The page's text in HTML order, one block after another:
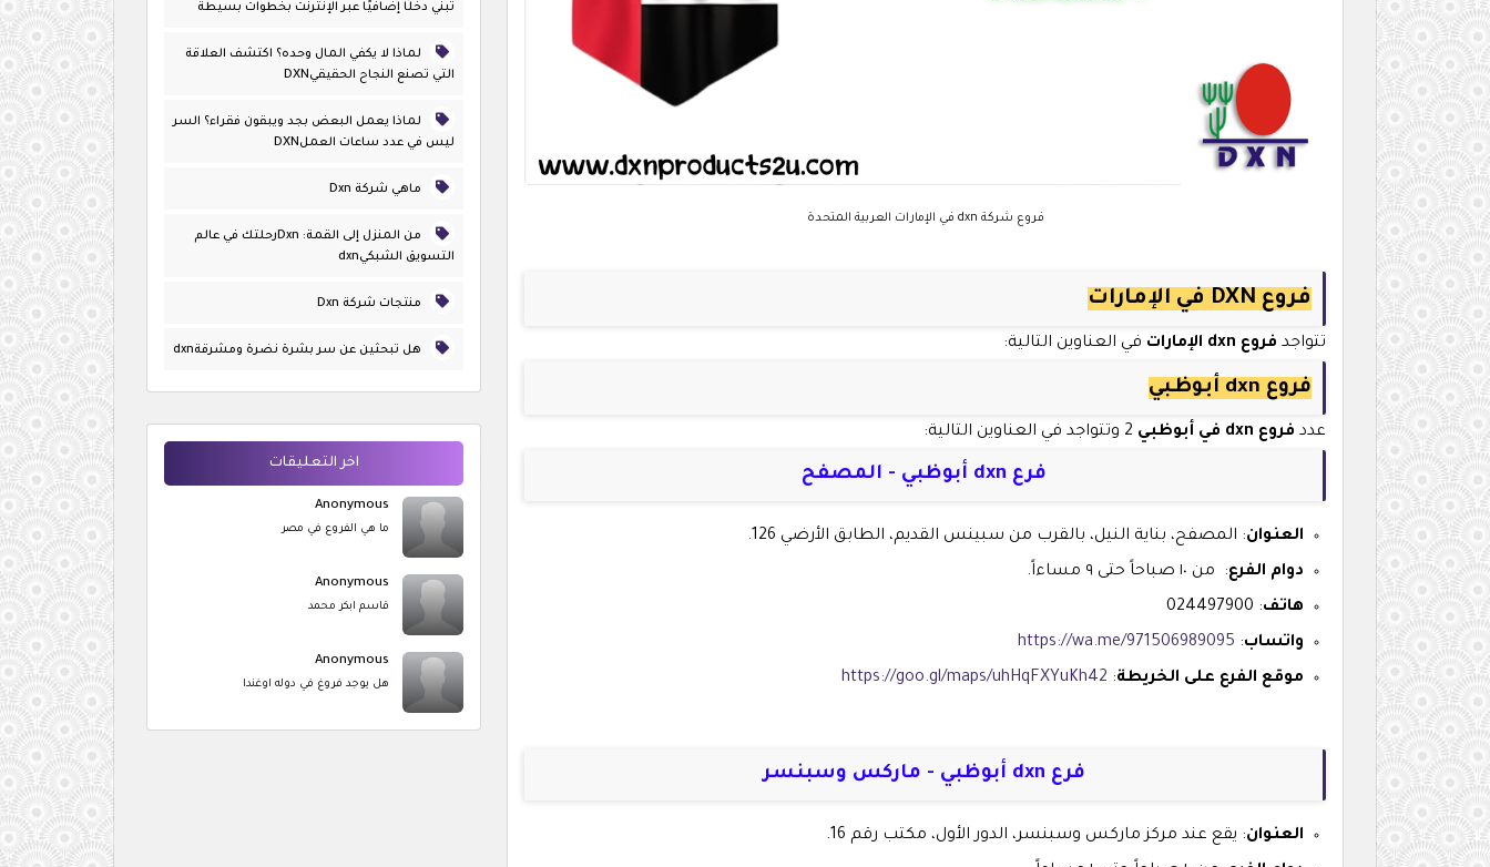
فروع شركة dxn في الإمارات العربية المتحدة
فروع DXN في الإمارات
تتواجد فروع dxn الإمارات في العناوين التالية:
فروع dxn أبوظبي
عدد فروع dxn في أبوظبي
فرع dxn أبوظبي - المصفح
العنوان: المصفح، بناية النيل، بالقرب من سبينس القديم، الطابق الأرضي 126.
دوام الفرع: من ١٠ صباحاً حتى ٩ مساءاً.
هاتف: 024497900
واتساب:
https://wa.me/971506989095
موقع الفرع على الخريطة:
https://goo.gl/maps/uhHqFXYuKh42
فرع dxn أبوظبي - ماركس وسبنسر
العنوان: يقع عند مركز ماركس وسبنسر، الدور الأول، مكتب رقم 16.
تبني دخلًا إضافيًا عبر الإنترنت بخطوات بسيطة
لماذا لا يكفي المال وحده؟ اكتشف العلاقة
التي تصنع النجاح الحقيقيDXN
لماذا يعمل البعض بجد ويبقون فقراء؟ السر
ليس في عدد ساعات العملDXN
ماهي شركة Dxn
من المنزل إلى القمة: Dxnرحلتك في عالم
التسويق الشبكيdxn
منتجات شركة Dxn
هل تبحثين عن سر بشرة نضرة ومشرقةdxn
اخر التعليقات
Anonymous
ما هي الفروع في مصر
Anonymous
قاسم ابكر محمد
Anonymous
هل يوجد فروغ في دوله اوغندا